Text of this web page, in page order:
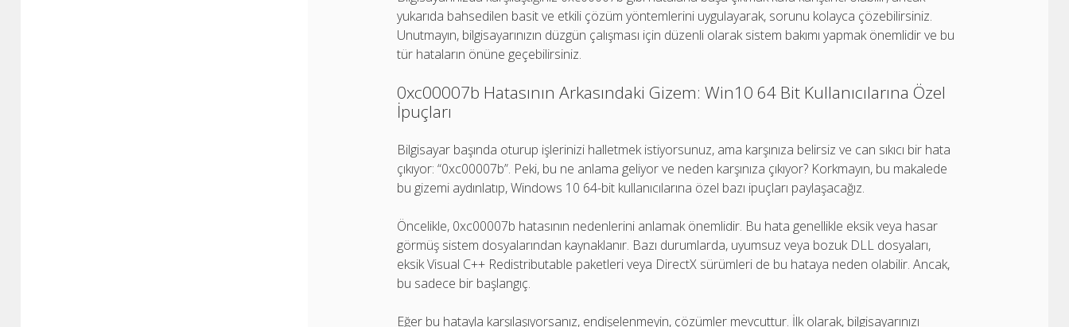
yukarıda bahsedilen basit ve etkili çözüm yöntemlerini uygulayarak, sorunu kolayca çözebilirsiniz.
Unutmayın, bilgisayarınızın düzgün çalışması için düzenli olarak sistem bakımı yapmak önemlidir ve bu
tür hataların önüne geçebilirsiniz.
0xc00007b Hatasının Arkasındaki Gizem: Win10 64 Bit Kullanıcılarına Özel
İpuçları
Bilgisayar başında oturup işlerinizi halletmek istiyorsunuz, ama karşınıza belirsiz ve can sıkıcı bir hata
çıkıyor: “0xc00007b”. Peki, bu ne anlama geliyor ve neden karşınıza çıkıyor? Korkmayın, bu makalede
bu gizemi aydınlatıp, Windows 10 64-bit kullanıcılarına özel bazı ipuçları paylaşacağız.
Öncelikle, 0xc00007b hatasının nedenlerini anlamak önemlidir. Bu hata genellikle eksik veya hasar
görmüş sistem dosyalarından kaynaklanır. Bazı durumlarda, uyumsuz veya bozuk DLL dosyaları,
eksik Visual C++ Redistributable paketleri veya DirectX sürümleri de bu hataya neden olabilir. Ancak,
bu sadece bir başlangıç.
Eğer bu hatayla karşılaşıyorsanız, endişelenmeyin, çözümler mevcuttur. İlk olarak, bilgisayarınızı